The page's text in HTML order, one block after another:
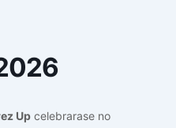
Up celebrarase no